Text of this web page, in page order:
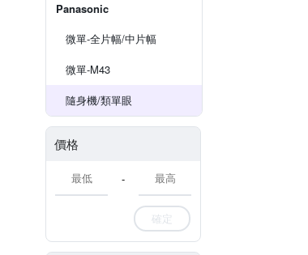
Panasonic
微單-全片幅/中片幅
微單-M43
隨身機/類單眼
價格
-
確定